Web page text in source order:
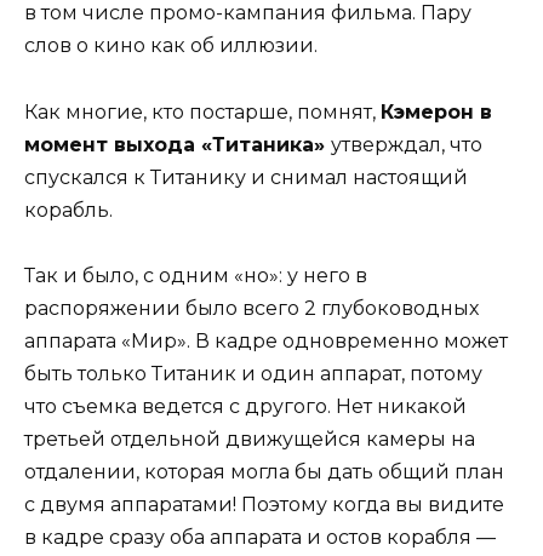
в том числе промо-кампания фильма. Пару
слов о кино как об иллюзии.
Как многие, кто постарше, помнят, Кэмерон в
момент выхода «Титаника» утверждал, что
спускался к Титанику и снимал настоящий
корабль.
Так и было, с одним «но»: у него в
распоряжении было всего 2 глубоководных
аппарата «Мир». В кадре одновременно может
быть только Титаник и один аппарат, потому
что съемка ведется с другого. Нет никакой
третьей отдельной движущейся камеры на
отдалении, которая могла бы дать общий план
с двумя аппаратами! Поэтому когда вы видите
в кадре сразу оба аппарата и остов корабля —